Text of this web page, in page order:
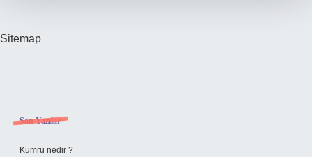
Sitemap
Sidebar
Son Yazılar
Kumru nedir ?